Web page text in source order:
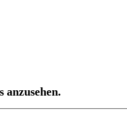
anzusehen.